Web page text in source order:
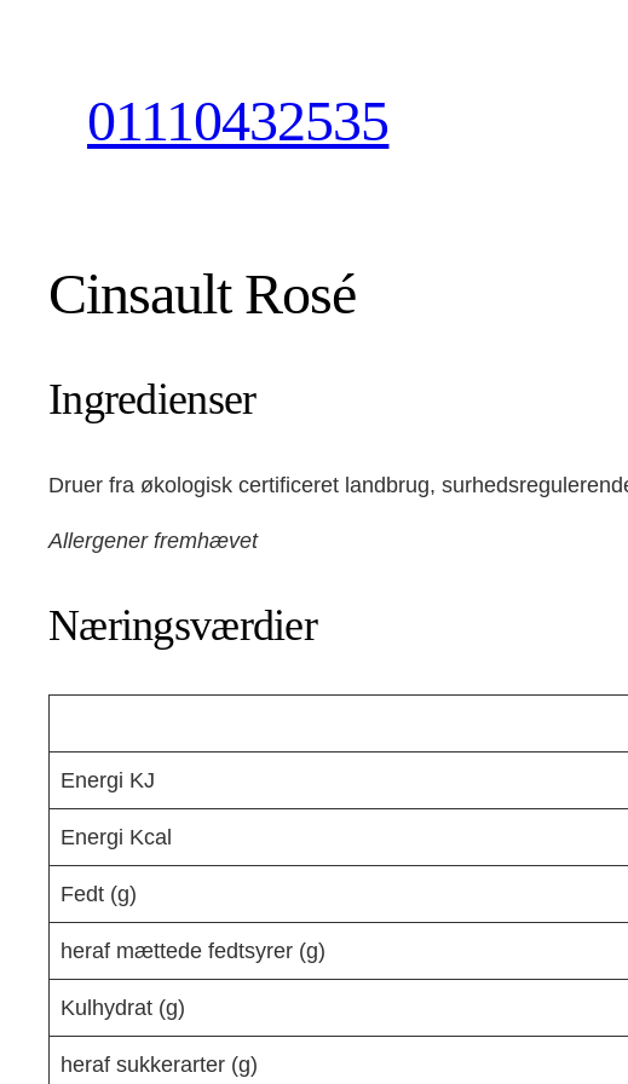
01110432535
Cinsault Rosé
Ingredienser
Druer fra økologisk certificeret landbrug,
Allergener fremhævet
Næringsværdier
Energi KJ
Energi Kcal
Fedt (g)
heraf mættede fedtsyrer (g)
Kulhydrat (g)
heraf sukkerarter (g)